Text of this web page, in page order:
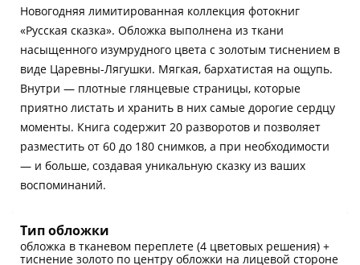
Новогодняя лимитированная коллекция фотокниг
«Русская сказка». Обложка выполнена из ткани
насыщенного изумрудного цвета с золотым тиснением в
виде Царевны-Лягушки. Мягкая, бархатистая на ощупь.
Внутри — плотные глянцевые страницы, которые
приятно листать и хранить в них самые дорогие сердцу
моменты. Книга содержит 20 разворотов и позволяет
разместить от 60 до 180 снимков, а при необходимости
— и больше, создавая уникальную сказку из ваших
воспоминаний.
Тип обложки
обложка в тканевом переплете (4 цветовых решения) +
тиснение золото по центру обложки на лицевой стороне